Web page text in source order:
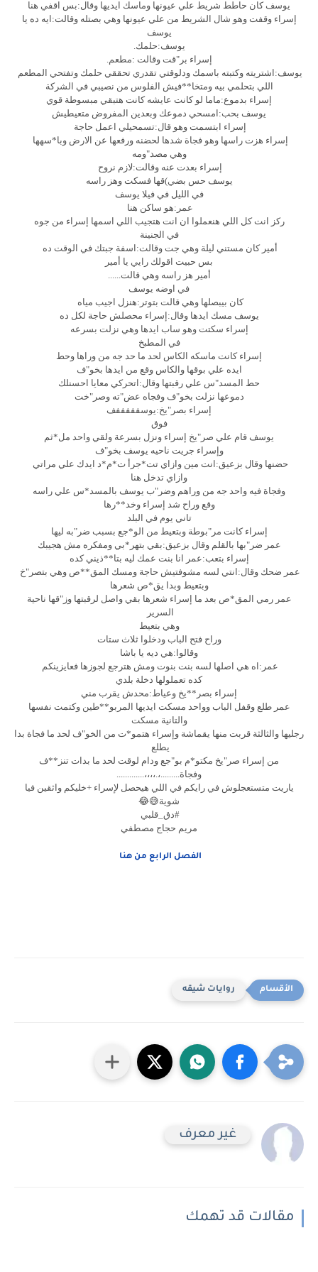
يوسف كان حاطط شريط علي عيونها وماسك ايديها وقال:بس اقفي هنا
إسراء وقفت وهو شال الشريط من علي عيونها وهي بصتله وقالت:ايه ده يا
يوسف
يوسف:حلمك.
إسراء بر"قت وقالت :مطعم.
يوسف:اشتريته وكتبته باسمك ودلوقتي تقدري تحققي حلمك وتفتحي المطعم
اللي بتحلمي بيه ومتخا**فيش الفلوس من نصيبي في الشركة
إسراء بدموع:ماما لو كانت عايشه كانت هتبقي مبسوطة قوي
يوسف بحب:امسحي دموعك وبعدين المفروض متعيطيش
إسراء ابتسمت وهو قال:تسمحيلي اعمل حاجة
إسراء هزت راسها وهو فجاة شدها لحضنه ورفعها عن الارض وبا*سهها
وهي مصد"ومه
إسراء بعدت عنه وقالت:لازم نروح
يوسف حس بضي)قها فسكت وهز راسه
في الليل في فيلا يوسف
عمر:هو ساكن هنا
ركز انت كل اللي هنعملوا ان انت هتجيب اللي اسمها إسراء من جوه
في الجنينة
أمير كان مستني ليلة وهي جت وقالت:اسفة جبتك في الوقت ده
بس حبيت اقولك رايي يا أمير
أمير هز راسه وهي قالت......
في اوضه يوسف
كان بيبصلها وهي قالت بتوتر:هنزل اجيب مياه
يوسف مسك ايدها وقال:إسراء محصلش حاجة لكل ده
إسراء سكتت وهو ساب ايدها وهي نزلت بسرعه
في المطبخ
إسراء كانت ماسكه الكاس لحد ما حد جه من وراها وحط
ايده علي بوقها والكاس وقع من ايدها بخو"ف
حط المسد"س علي رقبتها وقال:اتحركي معايا احسنلك
دموعها نزلت بخو"ف وفجاه عض"ته وصر"خت
إسراء بصر"يخ:يوسفففففف
فوق
يوسف قام علي صر"يخ إسراء ونزل بسرعة ولقي واحد مل*ثم
وإسراء جريت ناحيه يوسف بخو"ف
حضنها وقال بزعيق:انت مين وازاي تت*جرأ ت*م*د ايدك علي مراتي
وازاي تدخل هنا
وفجاة فيه واحد جه من وراهم وضر"ب يوسف بالمسد*س علي راسه
وقع وراح شد إسراء وخد**رها
تاني يوم في البلد
إسراء كانت مر"بوطة وبتعيط من الو*جع بسبب ضر"به ليها
عمر ضر"بها بالقلم وقال بزعيق:بقي بتهر*بي ومفكره مش هجيبك
إسراء بتعب:عمر انا بنت عمك ليه بتا**ذيني كده
عمر ضحك وقال:انتي لسه مشوفتيش حاجة ومسك المق**ص وهي بتصر"خ
وبتعيط وبدا يق*ص شعرها
عمر رمي المق*ص بعد ما إسراء شعرها بقي واصل لرقبتها وز"قها ناحية
السرير
وهي بتعيط
وراح فتح الباب ودخلوا ثلاث ستات
وقالوا:هي ديه يا باشا
عمر:اه هي اصلها لسه بنت بنوت ومش هترجع لجوزها فعايزينكم
كده تعملولها دخلة بلدي
إسراء بصر**يخ وعياط:محدش يقرب مني
عمر طلع وقفل الباب وواحد مسكت ايديها المربو**طين وكتمت نفسها
والتانية مسكت
رجليها والثالثة قربت منها يقماشة وإسراء هتمو*ت من الخو"ف لحد ما فجاة بدا
يطلع
من إسراء صر"يخ مكتو*م بو"جع ودام لوقت لحد ما بدات تنز**ف
وفجاة.........،.،،،،.............
ياريت متستعجلوش في رايكم في اللي هيحصل لإسراء +خليكم واثقين فيا
شوية😅😂
#دق_قلبي
مريم حجاج مصطفي
الفصل الرابع من هنا
روايات شيقه
غير معرف
مقالات قد تهمك